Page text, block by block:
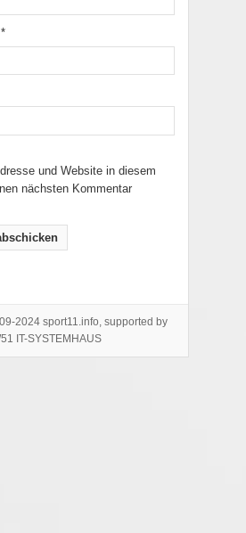
*
und Website in diesem
nächsten Kommentar
2024 sport11.info, supported by
IT-SYSTEMHAUS